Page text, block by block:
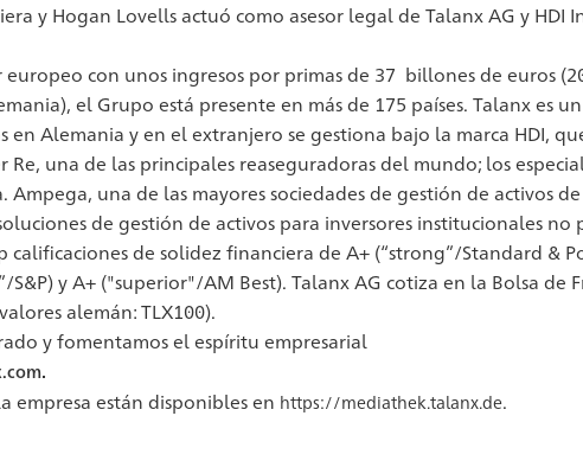
y Hogan Lovells actuó como asesor legal de Talanx AG y HDI
con unos ingresos por primas de 37 billones de euros
el Grupo está presente en más de 175 países. Talanx es
en Alemania y en el extranjero se gestiona bajo la marca HDI,
una de las principales reaseguradoras del mundo; los
una de las mayores sociedades de gestión de activos
de gestión de activos para inversores institucionales no
de solidez financiera de A+ (“strong”/Standard &
S&P) y A+ ("superior"/AM Best). Talanx AG cotiza en la Bolsa
alemán: TLX100).
y fomentamos el espíritu empresarial
.
empresa están disponibles en https://mediathek.talanx.de.